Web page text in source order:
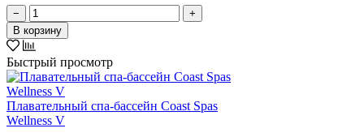
−
+
В корзину
Быстрый просмотр
Плавательный спа-бассейн Coast Spas
Wellness V